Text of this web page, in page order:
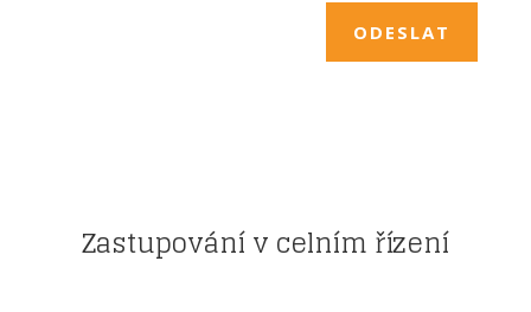
ODESLAT
Zastupování v celním řízení